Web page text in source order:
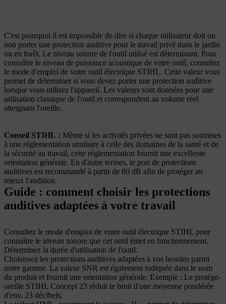
C'est pourquoi il est impossible de dire si chaque utilisateur doit ou
non porter une protection auditive pour le travail privé dans le jardin
ou en forêt. Le niveau sonore de l'outil utilisé est déterminant. Pour
connaître le niveau de puissance acoustique de votre outil, consultez
le mode d'emploi de votre outil électrique STIHL. Cette valeur vous
permet de déterminer si vous devez porter une protection auditive
lorsque vous utilisez l'appareil. Les valeurs sont données pour une
utilisation classique de l'outil et correspondent au volume réel
atteignant l'oreille.
Conseil STIHL : Même si les activités privées ne sont pas soumises
à une réglementation similaire à celle des domaines de la santé et de
la sécurité au travail, cette réglementation fournit une excellente
orientation générale. En d'autre termes, le port de protections
auditives est recommandé à partir de 80 dB afin de protéger au
mieux l'audition.
Guide : comment choisir les protections
auditives adaptées à votre travail
Consultez le mode d'emploi de votre outil électrique STIHL pour
connaître le niveau sonore que cet outil émet en fonctionnement.
Déterminez la durée d'utilisation de l'outil.
Choisissez les protections auditives adaptées à vos besoins parmi
notre gamme. La valeur SNR est également indiquée dans le nom
du produit et fournit une orientation générale. Exemple : Le protège-
oreille STIHL Concept 23 réduit le bruit d'une moyenne pondérée
d'env. 23 décibels.